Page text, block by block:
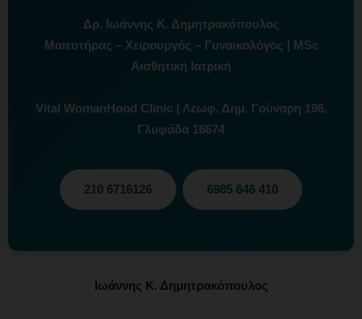
Δρ. Ιωάννης Κ. Δημητρακόπουλος
Μαιευτήρας – Χειρουργός – Γυναικολόγος | MSc
Αισθητική Ιατρική
Vital WomanHood Clinic | Λεωφ. Δημ. Γούναρη 196,
Γλυφάδα 16674
210 6716126 6985 646 410
Ιωάννης Κ. Δημητρακόπουλος